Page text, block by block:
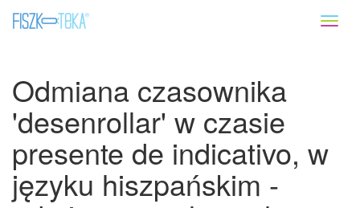
Odmiana czasownika
'desenrollar' w czasie
presente de indicativo, w
języku hiszpańskim -